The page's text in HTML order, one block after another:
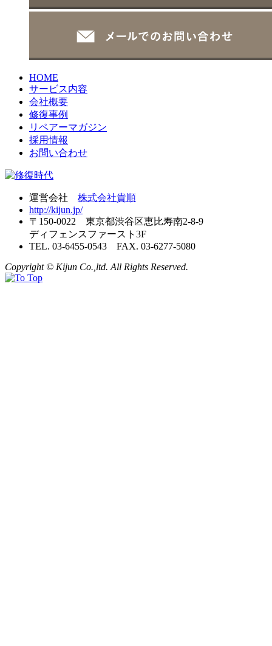
HOME
サービス内容
会社概要
修復事例
リペアーマガジン
採用情報
お問い合わせ
運営会社 株式会社貴順
http://kijun.jp/
〒150-0022 東京都渋谷区恵比寿南2-8-9
ディフェンスファースト3F
TEL. 03-6455-0543 FAX. 03-6277-5080
Copyright © Kijun Co.,ltd. All Rights Reserved.